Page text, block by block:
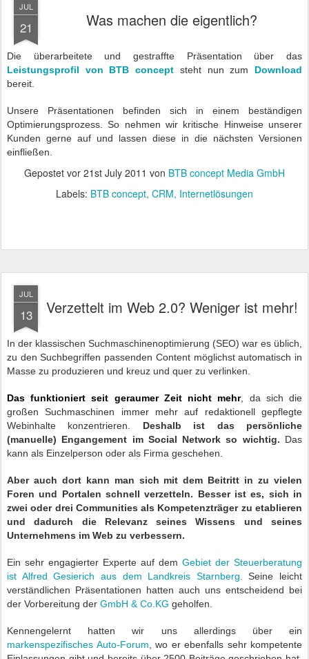
JUL
21 Was machen die eigentlich?
Die überarbeitete und gestraffte Präsentation über das
Leistungsprofil von BTB concept steht nun zum Download
bereit.
Unsere Präsentationen befinden sich in einem beständigen
Optimierungsprozess. So nehmen wir kritische Hinweise unserer
Kunden gerne auf und lassen diese in die nächsten Versionen
einfließen.
Gepostet vor 21st July 2011 von BTB concept Media GmbH
Labels: BTB concept CRM Internetlösungen
JUL
13 Verzettelt im Web 2.0? Weniger ist mehr!
In der klassischen Suchmaschinenoptimierung (SEO) war es üblich,
zu den Suchbegriffen passenden Content möglichst automatisch in
Masse zu produzieren und kreuz und quer zu verlinken.
Das funktioniert seit geraumer Zeit nicht mehr, da sich die
großen Suchmaschinen immer mehr auf redaktionell gepflegte
Webinhalte konzentrieren. Deshalb ist das persönliche
(manuelle) Engangement im Social Network so wichtig. Das
kann als Einzelperson oder als Firma geschehen.
Aber auch dort kann man sich mit dem Beitritt in zu vielen
Foren und Portalen schnell verzetteln. Besser ist es, sich in
zwei oder drei Communities als Kompetenzträger zu etablieren
und dadurch die Relevanz seines Wissens und seines
Unternehmens im Web zu verbessern.
Ein sehr engagierter Experte auf dem Gebiet der Steuerberatung
ist Alfred Gesierich aus dem Landkreis Starnberg.
Seine leicht
verständlichen Präsentationen hatten auch uns entscheidend bei
der Vorbereitung der GmbH & Co.KG geholfen.
Kennengelernt hatten wir uns allerdings über ein
markenspezifisches Auto-Forum , wo er ebenfalls sehr kompetente